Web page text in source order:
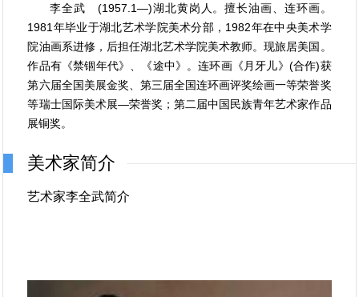
李全武 (1957.1—)湖北黄岗人。擅长油画、连环画。
1981年毕业于湖北艺术学院美术分部，1982年在中央美术学
院油画系进修，后担任湖北艺术学院美术教师。现旅居美国。
作品有《禁锢年代》、《途中》。连环画《月牙儿》(合作)获
第六届全国美展金奖、第三届全国连环画评奖绘画一等荣誉奖
等瑞士国际美术展—荣誉奖；第二届中国民族青年艺术家作品
展铜奖。
美术家简介
艺术家李全武简介